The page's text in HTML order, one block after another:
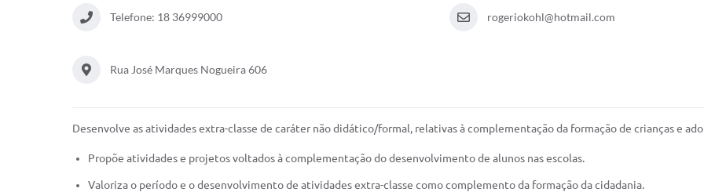
Telefone: 18 36999000 rogeriokohl@hotmail.com
Rua José Marques Nogueira 606
Desenvolve as atividades extra-classe de caráter não didático/formal, relativas à complementação da formação de crianças e
Propõe atividades e projetos voltados à complementação do desenvolvimento de alunos nas escolas.
Valoriza o período e o desenvolvimento de atividades extra-classe como complemento da formação da cidadania.